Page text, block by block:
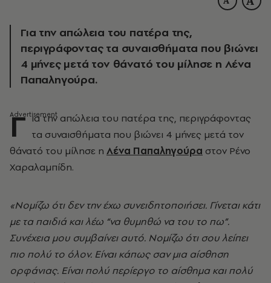
Για την απώλεια του πατέρα της,
περιγράφοντας τα συναισθήματα που βιώνει
4 μήνες μετά τον θάνατό του μίλησε η Λένα
Παπαληγούρα.
Γ ια την απώλεια του πατέρα της, περιγράφοντας
τα συναισθήματα που βιώνει 4 μήνες μετά τον
θάνατό του μίλησε η Λένα Παπαληγούρα στον Ρένο
Χαραλαμπίδη.
«Νομίζω ότι δεν την έχω συνειδητοποιήσει. Γίνεται κάτι
με τα παιδιά και λέω “να θυμηθώ να του το πω”.
Συνέχεια μου συμβαίνει αυτό. Νομίζω ότι σου λείπει
πιο πολύ το όλον. Είναι κάπως σαν μια αίσθηση
ορφάνιας. Είναι πολύ περίεργο το αίσθημα και πολύ